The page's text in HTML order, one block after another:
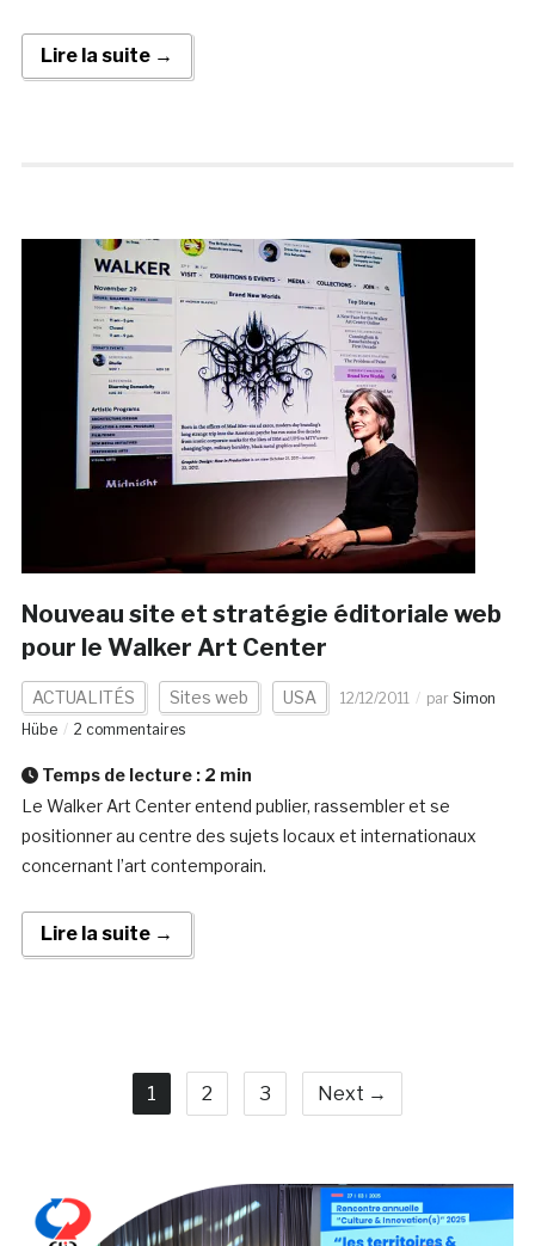
Lire la suite →
Nouveau site et stratégie éditoriale web
pour le Walker Art Center
ACTUALITÉS Sites web USA 12/12/2011 par Simon
Hübe
2 commentaires
Temps de lecture : 2 min
Le Walker Art Center entend publier, rassembler et se
positionner au centre des sujets locaux et internationaux
concernant l’art contemporain.
Lire la suite →
1 2 3 Next →